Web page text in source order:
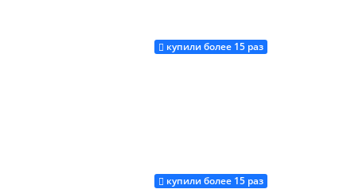
купили более 15 раз
Купить
купили более 15 раз